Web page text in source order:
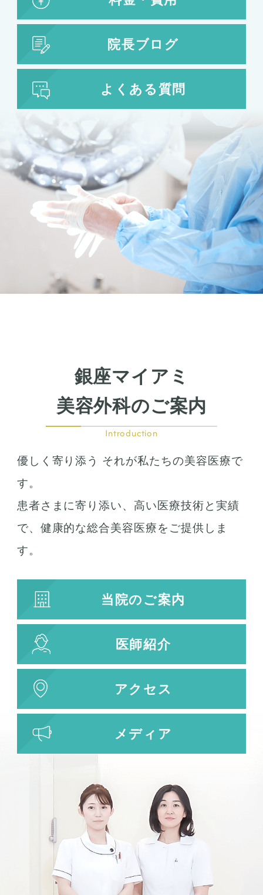
院長ブログ
よくある質問
銀座マイアミ
美容外科のご案内
Introduction
優しく寄り添う それが私たちの美容医療で
す。
患者さまに寄り添い、高い医療技術と実績
で、健康的な総合美容医療をご提供しま
す。
当院のご案内
医師紹介
アクセス
メディア